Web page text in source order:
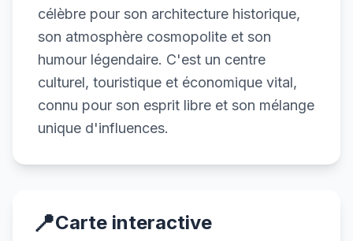
célèbre pour son architecture historique,
son atmosphère cosmopolite et son
humour légendaire. C'est un centre
culturel, touristique et économique vital,
connu pour son esprit libre et son mélange
unique d'influences.
📍Carte interactive